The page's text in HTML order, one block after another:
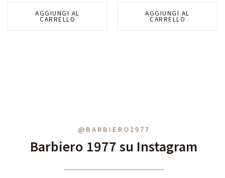
AGGIUNGI AL
CARRELLO
AGGIUNGI AL
CARRELLO
@BARBIERO1977
Barbiero 1977 su Instagram